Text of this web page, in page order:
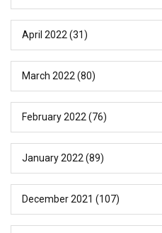
April 2022 (31)
March 2022 (80)
February 2022 (76)
January 2022 (89)
December 2021 (107)